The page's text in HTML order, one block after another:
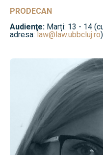
PRODECAN
Audienţe: Marți: 13 - 14
adresa:law@law.ubbcluj.ro)